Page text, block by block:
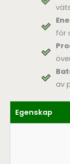
för
av
Egenskap